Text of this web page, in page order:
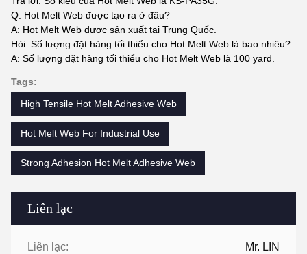
Liên lạc
Liên lạc: Mr. LIN
Q: Hot Melt Web được tạo ra ở đâu?
A: Hot Melt Web được sản xuất tại Trung Quốc.
Hỏi: Số lượng đặt hàng tối thiểu cho Hot Melt Web là bao nhiêu?
A: Số lượng đặt hàng tối thiểu cho Hot Melt Web là 100 yard.
Tags:
High Tensile Hot Melt Adhesive Web
Hot Melt Web For Industrial Use
Strong Adhesion Hot Melt Adhesive Web